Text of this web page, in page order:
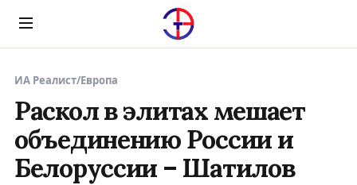
Menu
ИА Реалист/Европа
Раскол в элитах мешает
объединению России и
Белоруссии – Шатилов